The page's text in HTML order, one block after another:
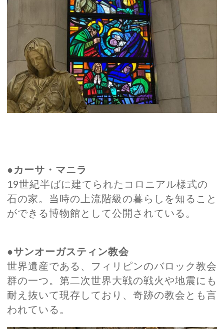
●カーサ・マニラ
19世紀半ばに建てられたコロニアル様式の
石の家。当時の上流階級の暮らしを知ること
ができる博物館として公開されている。
●サンオーガスティン教会
世界遺産である、フィリピンのバロック教会
群の一つ。第二次世界大戦の戦火や地震にも
耐え抜いて現存しており、奇跡の教会とも言
われている。